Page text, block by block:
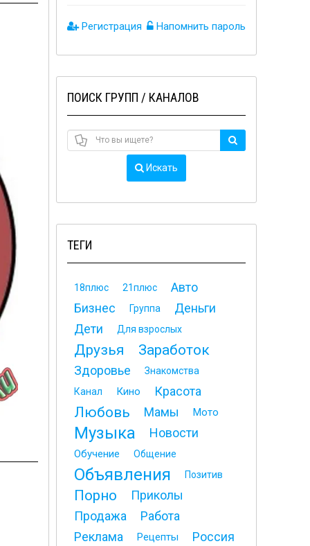
Регистрация Напомнить пароль
ПОИСК ГРУПП / КАНАЛОВ
Искать
ТЕГИ
18плюс 21плюс
Авто
Бизнес
Группа
Деньги
Дети
Для взрослых
Друзья Заработок
Здоровье
Знакомства
Канал
Кино Красота
Любовь Мамы Мото
Музыка Новости
Обучение Общение
Объявления Позитив
Порно
Приколы
Продажа
Работа
Реклама
Рецепты
Россия